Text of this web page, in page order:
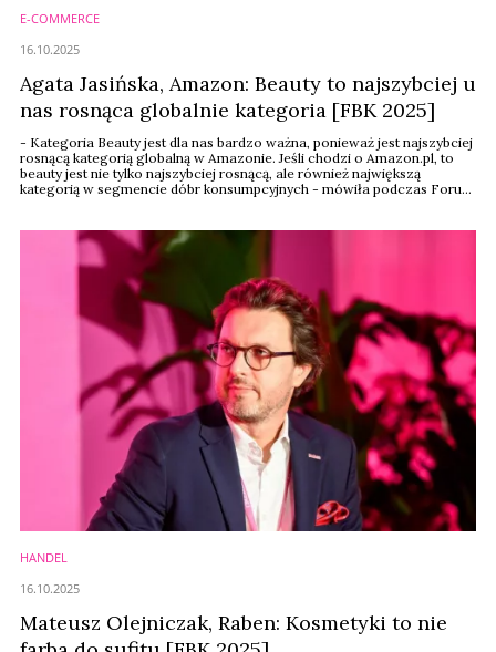
E-COMMERCE
Agata Jasińska, Amazon: Beauty to najszybciej u
nas rosnąca globalnie kategoria [FBK 2025]
- Kategoria Beauty jest dla nas bardzo ważna, ponieważ jest najszybciej
rosnącą kategorią globalną w Amazonie. Jeśli chodzi o Amazon.pl, to
beauty jest nie tylko najszybciej rosnącą, ale również największą
kategorią w segmencie dóbr konsumpcyjnych - mówiła podczas Forum
16.10.2025
HANDEL
Mateusz Olejniczak, Raben: Kosmetyki to nie
16.10.2025